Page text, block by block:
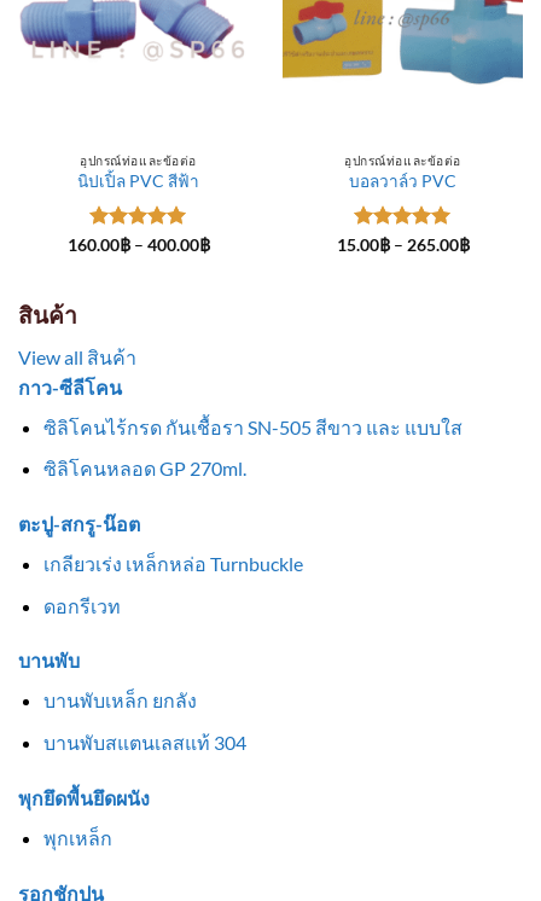
อุปกรณ์ท่อและข้อต่อ
นิปเปิ้ล PVC สีฟ้า
ให้คะแนน
160.00฿ – 400.00฿Price
อุปกรณ์ท่อและข้อต่อ
บอลวาล์ว PVC
ให้คะแนน
15.00฿ – 265.00฿Price
สินค้า
View all สินค้า
กาว-ซีลีโคน
ซิลิโคนไร้กรด กันเชื้อรา SN-505 สีขาว และ แบบใส
ซิลิโคนหลอด GP 270ml.
ตะปู-สกรู-น๊อต
เกลียวเร่ง เหล็กหล่อ Turnbuckle
ดอกรีเวท
บานพับ
บานพับเหล็ก ยกลัง
บานพับสแตนเลสแท้ 304
พุกยึดพื้นยึดผนัง
พุกเหล็ก
รอกชักปูน